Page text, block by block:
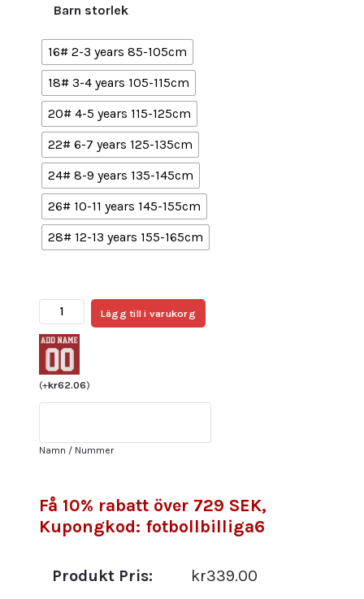
Barn storlek
16# 2-3 years 85-105cm
18# 3-4 years 105-115cm
20# 4-5 years 115-125cm
22# 6-7 years 125-135cm
24# 8-9 years 135-145cm
26# 10-11 years 145-155cm
28# 12-13 years 155-165cm
Fotbollströja
Barn
SE
Palmeiras
Tredjeställ
2025/26
Eget
Lägg till i varukorg
(+kr62.06)
Namn / Nummer
Få 10% rabatt över 729 SEK,
Kupongkod: fotbollbilliga6
Produkt Pris: kr339.00